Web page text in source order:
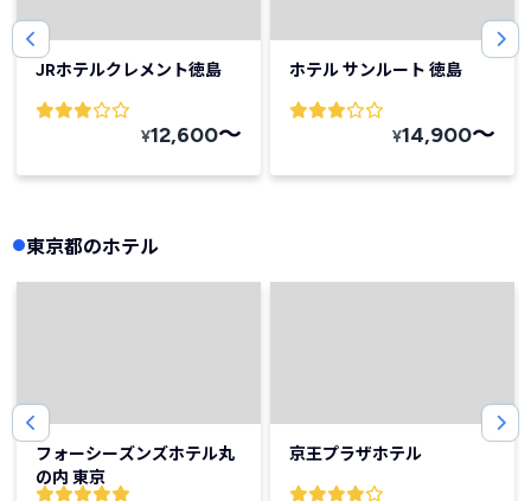
JRホテルクレメント徳島
¥12,600〜
ホテル サンルート 徳島
¥14,900〜
東京都のホテル
フォーシーズンズホテル丸
の内 東京
京王プラザホテル